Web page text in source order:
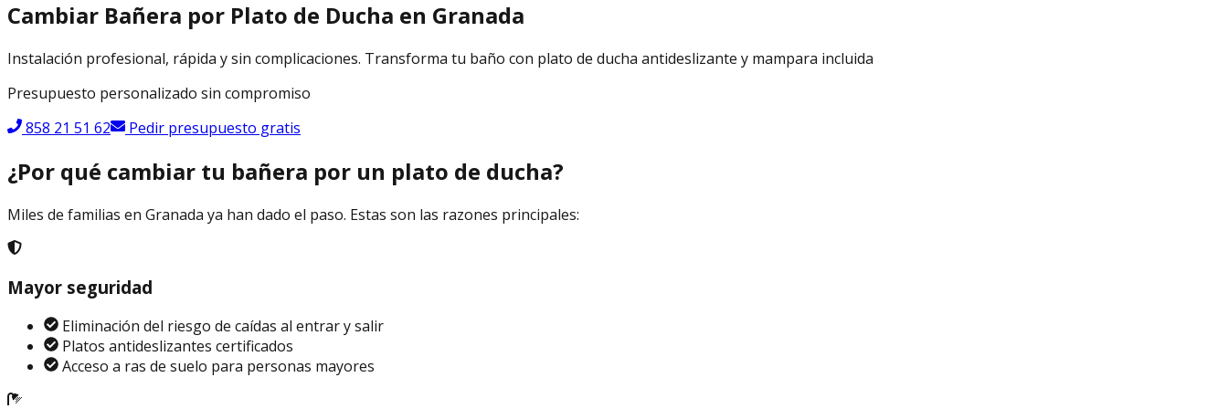
Cambiar Bañera por Plato de Ducha en Granada
Instalación profesional, rápida y sin complicaciones. Transforma tu baño con plato de ducha antideslizante y mampara incluida
Presupuesto personalizado sin compromiso
858 21 51 62
Pedir presupuesto gratis
¿Por qué cambiar tu bañera por un plato de ducha?
Miles de familias en Granada ya han dado el paso. Estas son las razones principales:
Mayor seguridad
Eliminación del riesgo de caídas al entrar y salir
Platos antideslizantes certificados
Acceso a ras de suelo para personas mayores